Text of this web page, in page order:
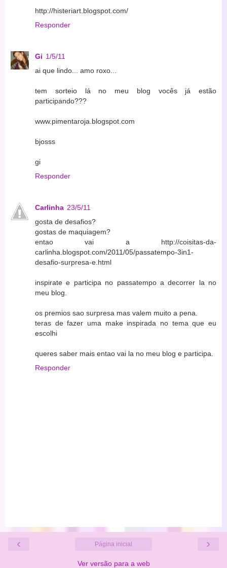
http://histeriart.blogspot.com/
Responder
Gi 1/5/11
ai que lindo... amo roxo...
tem sorteio lá no meu blog vocês já estão
participando???
www.pimentaroja.blogspot.com
bjosss
gi
Responder
Carlinha 23/5/11
gosta de desafios?
gostas de maquiagem?
entao vai a http://coisitas-da-
carlinha.blogspot.com/2011/05/passatempo-3in1-
desafio-surpresa-e.html
inspirate e participa no passatempo a decorrer la no
meu blog.
os premios sao surpresa mas valem muito a pena.
teras de fazer uma make inspirada no tema que eu
escolhi
queres saber mais entao vai la no meu blog e participa.
Responder
‹ ›
Página inicial
Ver versão para a web